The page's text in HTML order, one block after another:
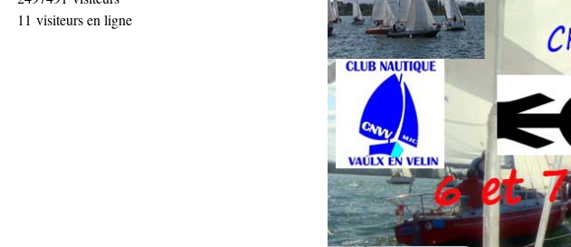
11 visiteurs en ligne